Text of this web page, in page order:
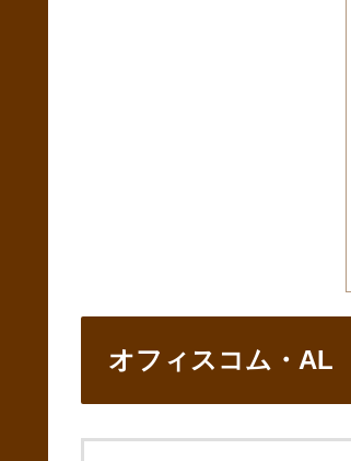
オフィスコム・AL